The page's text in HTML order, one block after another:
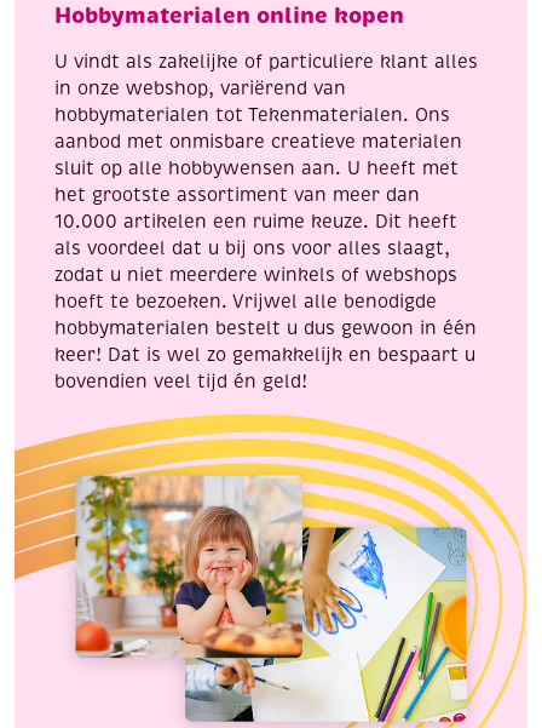
naturel
Hobbymaterialen online kopen
U vindt als zakelijke of particuliere klant alles
in onze webshop, variërend van
hobbymaterialen tot Tekenmaterialen. Ons
aanbod met onmisbare creatieve materialen
sluit op alle hobbywensen aan. U heeft met
het grootste assortiment van meer dan
10.000 artikelen een ruime keuze. Dit heeft
als voordeel dat u bij ons voor alles slaagt,
zodat u niet meerdere winkels of webshops
hoeft te bezoeken. Vrijwel alle benodigde
hobbymaterialen bestelt u dus gewoon in één
keer! Dat is wel zo gemakkelijk en bespaart u
bovendien veel tijd én geld!